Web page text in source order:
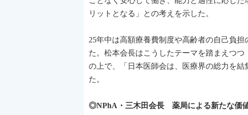
リットとなる」との考えを示した。
25年中は高額療養費制度や高齢者の自己負
た。松本会長はこうしたテーマを踏まえつ
の上で、「日本医師会は、医療界の総力を
た。
◎NPhA・三木田会長 薬局による新たな価